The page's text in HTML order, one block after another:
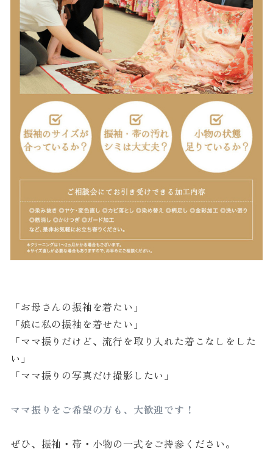
「お母さんの振袖を着たい」
「娘に私の振袖を着せたい」
「ママ振りだけど、流行を取り入れた着こなしをした
い」
「ママ振りの写真だけ撮影したい」
ママ振りをご希望の方も、大歓迎です！
ぜひ、振袖・帯・小物の一式をご持参ください。